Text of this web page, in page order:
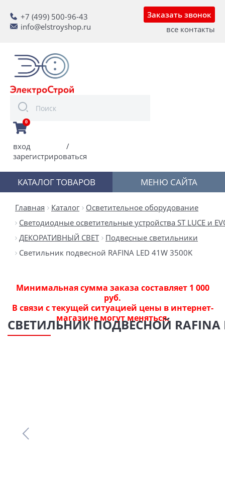
+7 (499) 500-96-43
info@elstroyshop.ru
Заказать звонок
все контакты
0
вход
/
зарегистрироваться
КАТАЛОГ ТОВАРОВ МЕНЮ САЙТА
Главная Каталог
Осветительное оборудование
Светодиодные осветительные устройства ST LUCE и
ДЕКОРАТИВНЫЙ СВЕТ
Подвесные светильники
Светильник подвесной RAFINA LED 41W 3500K
Минимальная сумма заказа составляет 1 000
руб.
В связи с текущей ситуацией цены в интернет-
магазине могут меняться.
СВЕТИЛЬНИК ПОДВЕСНОЙ RAFINA